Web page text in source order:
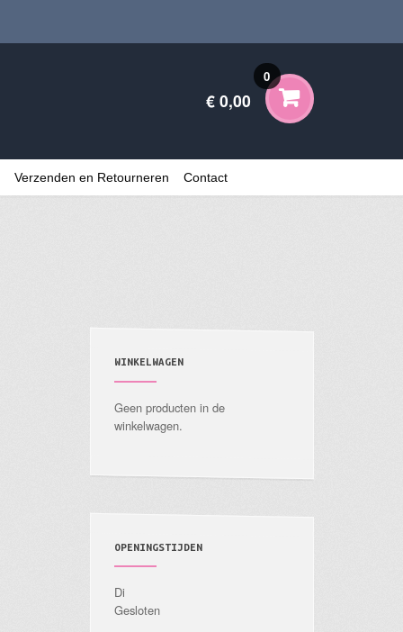
€ 0,00
0
Verzenden en Retourneren Contact
WINKELWAGEN
Geen producten in de
winkelwagen.
OPENINGSTIJDEN
Di
Gesloten